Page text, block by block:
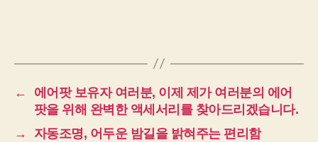
←
에어팟 보유자 여러분, 이제 제가 여러분의 에어
팟을 위해 완벽한 액세서리를 찾아드리겠습니다.
→
자동조명, 어두운 밤길을 밝혀주는 편리함